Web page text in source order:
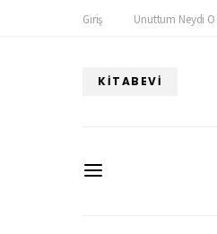
Giriş Unuttum Neydi
KITABEVI